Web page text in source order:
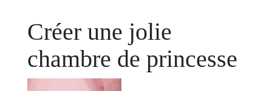
Créer une jolie
chambre de princesse